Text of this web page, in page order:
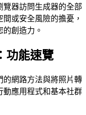
覽器訪問生成器的全部
或安全風險的擔憂，
創造力。
功能速覽
的網路方法與將照片轉
動應用程式和基本社群